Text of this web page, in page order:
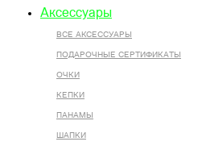
Аксессуары
ВСЕ AКСЕССУАРЫ
ПОДАРОЧНЫЕ СЕРТИФИКАТЫ
ОЧКИ
КЕПКИ
ПАНАМЫ
ШАПКИ